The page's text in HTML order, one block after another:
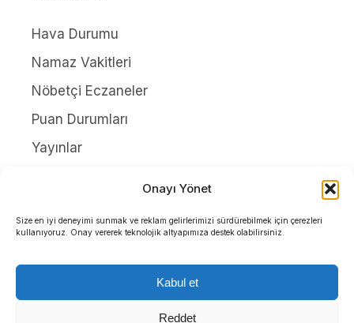
Onayı Yönet
Size en iyi deneyimi sunmak ve reklam gelirlerimizi sürdürebilmek için çerezleri
kullanıyoruz. Onay vererek teknolojik altyapımıza destek olabilirsiniz.
Kabul et
Reddet
Hava Durumu
Namaz Vakitleri
Nöbetçi Eczaneler
Puan Durumları
Yayınlar
İletişim